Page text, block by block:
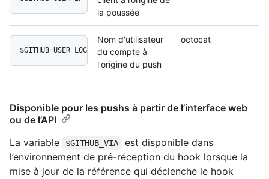
la poussée
$GITHUB_USER_LOGIN
Nom d'utilisateur
du compte à
l'origine du push
octocat
Disponible pour les pushs à partir de l’interface web
ou de l’API
La variable
$GITHUB_VIA
est disponible dans
l’environnement de pré-réception du hook lorsque la
mise à jour de la référence qui déclenche le hook